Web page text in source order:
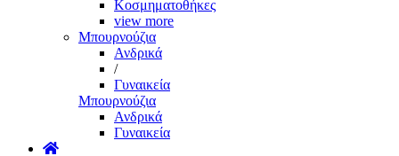
Κοσμηματοθήκες
view more
Μπουρνούζια
Ανδρικά
/
Γυναικεία
Μπουρνούζια
Ανδρικά
Γυναικεία